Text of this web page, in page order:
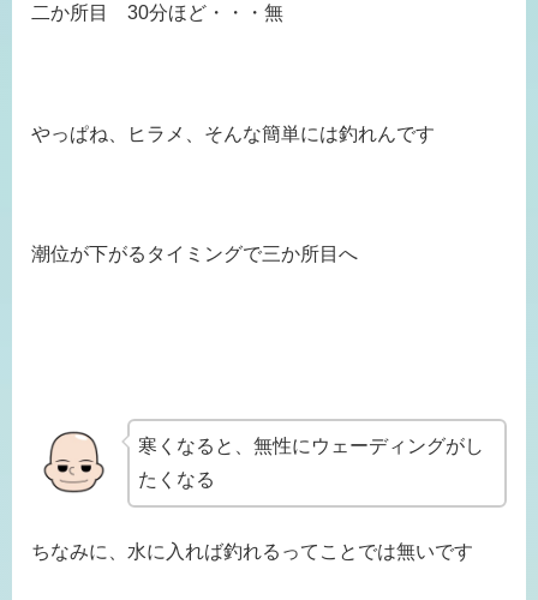
二か所目 30分ほど・・・無
やっぱね、ヒラメ、そんな簡単には釣れんです
潮位が下がるタイミングで三か所目へ
寒くなると、無性にウェーディングがし
たくなる
ちなみに、水に入れば釣れるってことでは無いです